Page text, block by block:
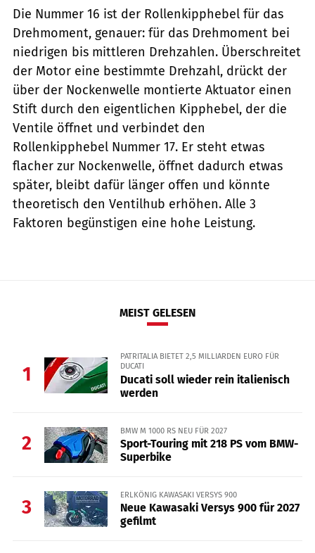
Die Nummer 16 ist der Rollenkipphebel für das
Drehmoment, genauer: für das Drehmoment bei
niedrigen bis mittleren Drehzahlen. Überschreitet
der Motor eine bestimmte Drehzahl, drückt der
über der Nockenwelle montierte Aktuator einen
Stift durch den eigentlichen Kipphebel, der die
Ventile öffnet und verbindet den
Rollenkipphebel Nummer 17. Er steht etwas
flacher zur Nockenwelle, öffnet dadurch etwas
später, bleibt dafür länger offen und könnte
theoretisch den Ventilhub erhöhen. Alle 3
Faktoren begünstigen eine hohe Leistung.
MEIST GELESEN
1
PATRITALIA BIETET 2,5 MILLIARDEN EURO FÜR
DUCATI
Ducati soll wieder rein italienisch
werden
2
BMW M 1000 RS NEU FÜR 2027
Sport-Touring mit 218 PS vom BMW-
Superbike
3
ERLKÖNIG KAWASAKI VERSYS 900
Neue Kawasaki Versys 900 für 2027
gefilmt